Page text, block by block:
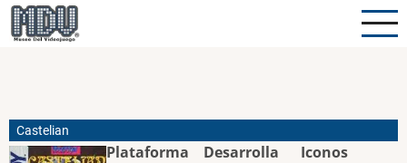
Pasar
al
Castelian
Plataforma
Desarrolla
Iconos